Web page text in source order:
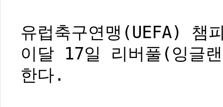
유럽축구연맹(UEFA) 챔
이달 17일 리버풀(잉글
한다.